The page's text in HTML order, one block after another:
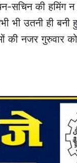
सचिन की हमिंग न
भी उतनी ही
की नजर गुरुवार